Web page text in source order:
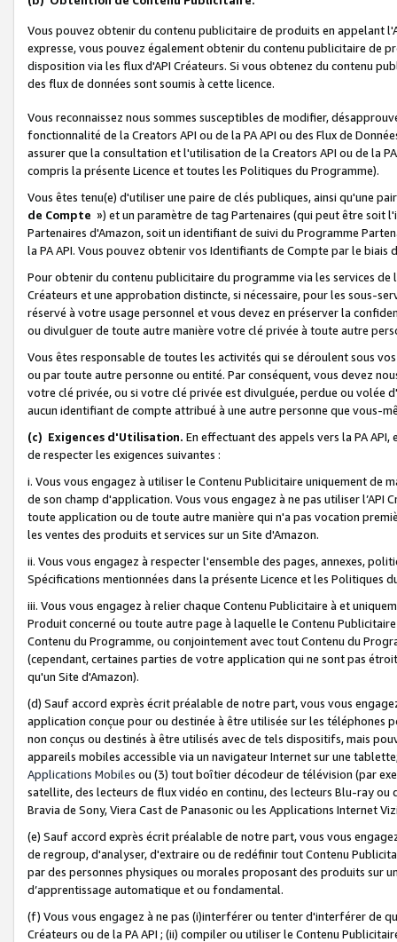
Vous pouvez obtenir du contenu publicitaire de produits en appelant
expresse, vous pouvez également obtenir du contenu publicitaire de
disposition via les flux d'API Créateurs. Si vous obtenez du contenu
des flux de données sont soumis à cette licence.
Vous reconnaissez nous sommes susceptibles de modifier,
fonctionnalité de la Creators API ou de la PA API ou des Flux de
assurer que la consultation et l'utilisation de la Creators API ou de la
compris la présente Licence et toutes les Politiques du Programme).
Vous êtes tenu(e) d'utiliser une paire de clés publiques, ainsi qu'une
de Compte ») et un paramètre de tag Partenaires (qui peut être soit
Partenaires d'Amazon, soit un identifiant de suivi du Programme
la PA API. Vous pouvez obtenir vos Identifiants de Compte par le biais
Pour obtenir du contenu publicitaire du programme via les services
Créateurs et une approbation distincte, si nécessaire, pour les sous-
réservé à votre usage personnel et vous devez en préserver la
ou divulguer de toute autre manière votre clé privée à toute autre
Vous êtes responsable de toutes les activités qui se déroulent sous
ou par toute autre personne ou entité. Par conséquent, vous devez
votre clé privée, ou si votre clé privée est divulguée, perdue ou volée
aucun identifiant de compte attribué à une autre personne que vous-
(c) Exigences d'Utilisation. En effectuant des appels vers la PA
de respecter les exigences suivantes :
i. Vous vous engagez à utiliser le Contenu Publicitaire uniquement de
de son champ d'application. Vous vous engagez à ne pas utiliser l’API
toute application ou de toute autre manière qui n'a pas vocation
les ventes des produits et services sur un Site d'Amazon.
ii. Vous vous engagez à respecter l'ensemble des pages, annexes,
Spécifications mentionnées dans la présente Licence et les Politiques
iii. Vous vous engagez à relier chaque Contenu Publicitaire à et
Produit concerné ou toute autre page à laquelle le Contenu
Contenu du Programme, ou conjointement avec tout Contenu du
(cependant, certaines parties de votre application qui ne sont pas
qu'un Site d'Amazon).
(d) Sauf accord exprès écrit préalable de notre part, vous vous
application conçue pour ou destinée à être utilisée sur les téléphones
non conçus ou destinés à être utilisés avec de tels dispositifs, mais
appareils mobiles accessible via un navigateur Internet sur une
Applications Mobiles ou (3) tout boîtier décodeur de télévision (par
satellite, des lecteurs de flux vidéo en continu, des lecteurs Blu-ray
Bravia de Sony, Viera Cast de Panasonic ou les Applications Internet
(e) Sauf accord exprès écrit préalable de notre part, vous vous
de regroup, d'analyser, d'extraire ou de redéfinir tout Contenu
par des personnes physiques ou morales proposant des produits sur
d’apprentissage automatique et ou fondamental.
(f) Vous vous engagez à ne pas (i)interférer ou tenter d'interférer de
Créateurs ou de la PA API ; (ii) compiler ou utiliser le Contenu